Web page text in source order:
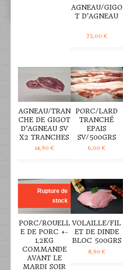
AGNEAU/GIGO
T D’AGNEAU
72,00 €
AGNEAU/TRAN
CHE DE GIGOT
D’AGNEAU SV
X2 TRANCHES
14,90 €
PORC/LARD
TRANCHÉ
EPAIS
SV/500GRS
6,00€
Rupture de
stock
PORC/ROUELL
E DE PORC +-
1,2KG
COMMANDE
AVANT LE
MARDI SOIR
VOLAILLE/FIL
ET DE DINDE
BLOC 500GRS
8,90 €